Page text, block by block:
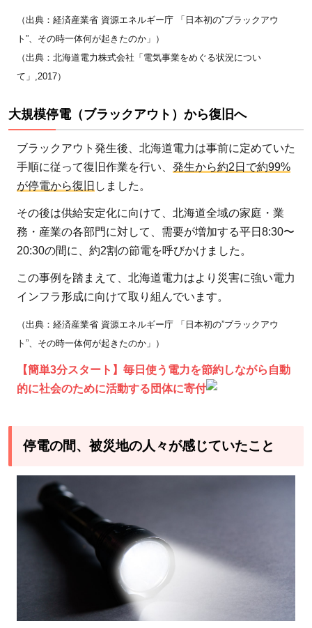
（出典：経済産業省 資源エネルギー庁 「日本初の”ブラックアウ
ト”、その時一体何が起きたのか」）
（出典：北海道電力株式会社「電気事業をめぐる状況につい
て」,2017）
大規模停電（ブラックアウト）から復旧へ
ブラックアウト発生後、北海道電力は事前に定めていた
手順に従って復旧作業を行い、 発生から約2日で約99%
が停電から復旧 しました。
その後は供給安定化に向けて、北海道全域の家庭・業
務・産業の各部門に対して、需要が増加する平日8:30〜
20:30の間に、約2割の節電を呼びかけました。
この事例を踏まえて、北海道電力はより災害に強い電力
インフラ形成に向けて取り組んでいます。
（出典：経済産業省 資源エネルギー庁 「日本初の”ブラックアウ
ト”、その時一体何が起きたのか」）
【簡単3分スタート】毎日使う電力を節約しながら自動
的に社会のために活動する団体に寄付
停電の間、被災地の人々が感じていたこと